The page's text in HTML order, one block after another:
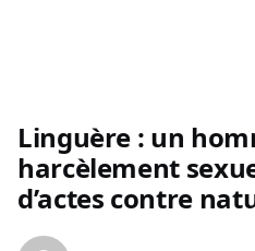
Linguère : un
harcèlement
d’actes contre